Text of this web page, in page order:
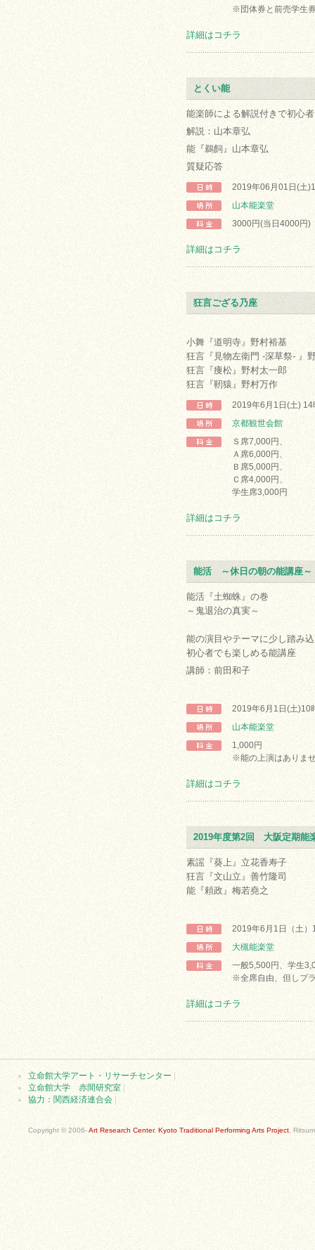
※団体券と前売学生
詳細はコチラ
とくい能
能楽師による解説付きで初心
解説：山本章弘
能『鵜飼』山本章弘
質疑応答
2019年06月01日(土
山本能楽堂
3000円(当日4000円)
詳細はコチラ
狂言ござる乃座
小舞『道明寺』野村裕基
狂言『見物左衛門 -深草祭- 』
狂言『痩松』野村太一郎
狂言『靭猿』野村万作
2019年6月1日(土) 14
京都観世会館
Ｓ席7,000円、
Ａ席6,000円、
Ｂ席5,000円、
Ｃ席4,000円、
学生席3,000円
詳細はコチラ
能活 ～休日の朝の能講座
能活『土蜘蛛』の巻
～鬼退治の真実～
能の演目やテーマに少し踏み
初心者でも楽しめる能講座
講師：前田和子
2019年6月1日(土)10
山本能楽堂
1,000円
※能の上演はありま
詳細はコチラ
2019年度第2回 大阪定期能
素謡『葵上』立花香寿子
狂言『文山立』善竹隆司
能『頼政』梅若堯之
2019年6月1日（土）
大槻能楽堂
一般5,500円、学生
※全席自由、但しプ
詳細はコチラ
立命館大学アート・リサーチセンター
立命館大学 赤間研究室
協力：関西経済連合会
Copyright © 2006-Art Research Center, Kyoto Traditional Performing Arts Project ,